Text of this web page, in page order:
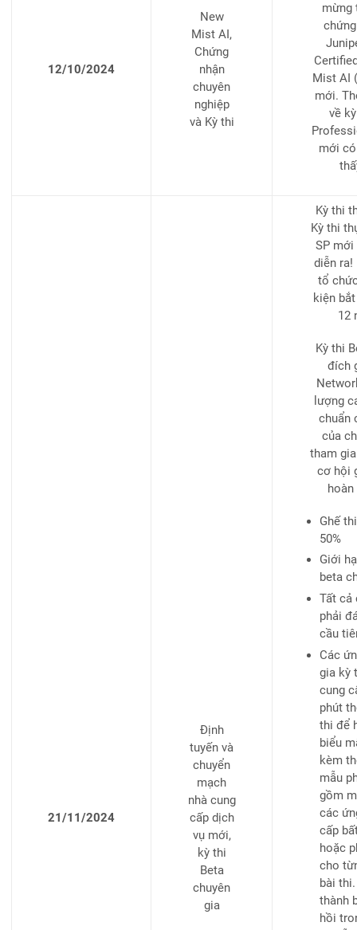
12/10/2024
New
Mist AI,
Chứng
nhận
chuyên
nghiệp
và Kỳ thi
mừng
Mist AI
mới.
về
mới
21/11/2024
Định
tuyến và
chuyển
mạch
nhà cung
cấp dịch
vụ mới,
kỳ thi
Beta
chuyên
gia
Kỳ thi
Kỳ thi
SP mới
diễn ra!
tổ
kiện
12
Kỳ thi
đích
lượng
chuẩn
của
tham
cơ hội
Ghế
50%
Giới
beta
Tất cả
phải
cầu
Các
gia kỳ
cung
phút
thi để
biểu
kèm
mẫu
gồm
các
cấp
hoặc
cho
bài
thành
hồi